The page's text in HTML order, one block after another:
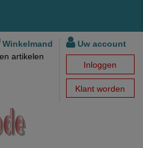
Winkelmand
artikelen
Uw account
Inloggen
Klant worden